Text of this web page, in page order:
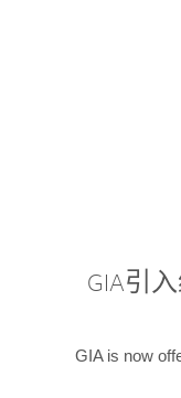
GIA引
GIA is now